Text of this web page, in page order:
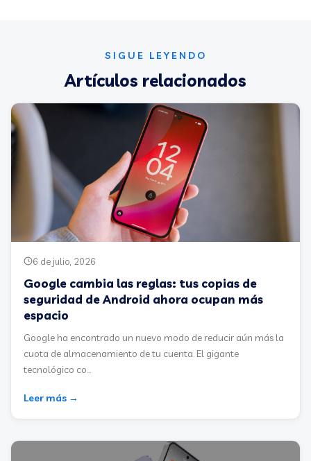
SIGUE LEYENDO
Artículos relacionados
6 de julio, 2026
Google cambia las reglas: tus copias de
seguridad de Android ahora ocupan más
espacio
Google ha encontrado un nuevo modo de reducir aún más la
cuota de almacenamiento de tu cuenta. El gigante
tecnológico co...
Leer más →